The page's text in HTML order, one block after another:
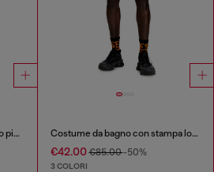
Costume da bagno con motivo pied-de-poule sfumato Costume da bagno con stampa logo all-over
€42.00€85.00-50%
3 COLORI